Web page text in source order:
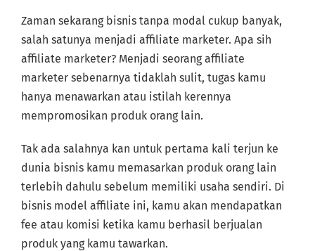
Zaman sekarang bisnis tanpa modal cukup banyak,
salah satunya menjadi affiliate marketer. Apa sih
affiliate marketer? Menjadi seorang affiliate
marketer sebenarnya tidaklah sulit, tugas kamu
hanya menawarkan atau istilah kerennya
mempromosikan produk orang lain.
Tak ada salahnya kan untuk pertama kali terjun ke
dunia bisnis kamu memasarkan produk orang lain
terlebih dahulu sebelum memiliki usaha sendiri. Di
bisnis model affiliate ini, kamu akan mendapatkan
fee atau komisi ketika kamu berhasil berjualan
produk yang kamu tawarkan.